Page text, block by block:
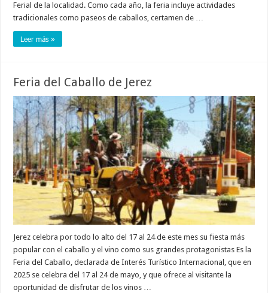
Ferial de la localidad. Como cada año, la feria incluye actividades
tradicionales como paseos de caballos, certamen de …
Leer más »
Feria del Caballo de Jerez
Jerez celebra por todo lo alto del 17 al 24 de este mes su fiesta más
popular con el caballo y el vino como sus grandes protagonistas Es la
Feria del Caballo, declarada de Interés Turístico Internacional, que en
2025 se celebra del 17 al 24 de mayo, y que ofrece al visitante la
oportunidad de disfrutar de los vinos …